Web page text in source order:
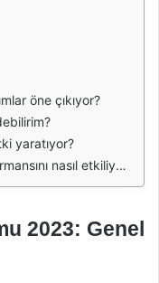
öne çıkıyor?
yaratıyor?
nasıl etkiliyor?
2023: Genel